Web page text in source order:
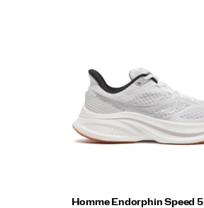
Homme Endorphin Speed 5